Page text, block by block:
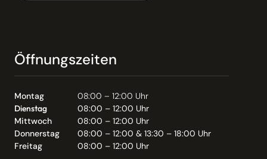
Öffnungszeiten
Montag
08:00 – 12:00 Uhr
Dienstag
08:00 – 12:00 Uhr
Mittwoch
08:00 – 12:00 Uhr
Donnerstag
08:00 – 12:00 & 13:30 – 18:00 Uhr
Freitag
08:00 – 12:00 Uhr